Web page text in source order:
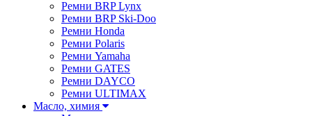
Ремни BRP Lynx
Ремни BRP Ski-Doo
Ремни Honda
Ремни Polaris
Ремни Yamaha
Ремни GATES
Ремни DAYCO
Ремни ULTIMAX
Масло, химия